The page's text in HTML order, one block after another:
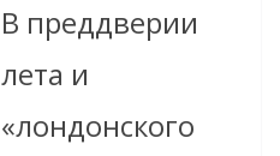
В преддверии
лета и
«лондонского